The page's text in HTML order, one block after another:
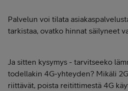
Palvelun voi tilata
tarkistaa, ovatko hinnat säilyneet
Ja sitten kysymys - tarvitseeko
todellakin 4G-yhteyden? Mikäli
riittävät, poista reitittimestä 4G